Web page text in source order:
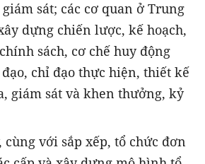
sát; các cơ quan ở Trung
dựng chiến lược, kế hoạch,
sách, cơ chế huy động
chỉ đạo thực hiện, thiết kế
giám sát và khen thưởng, kỷ
với sắp xếp, tổ chức đơn